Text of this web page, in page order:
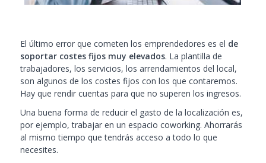
El último error que cometen los emprendedores es el de
soportar costes fijos muy elevados. La plantilla de
trabajadores, los servicios, los arrendamientos del local,
son algunos de los costes fijos con los que contaremos.
Hay que rendir cuentas para que no superen los ingresos.
Una buena forma de reducir el gasto de la localización es,
por ejemplo, trabajar en un espacio coworking. Ahorrarás
al mismo tiempo que tendrás acceso a todo lo que
necesites.